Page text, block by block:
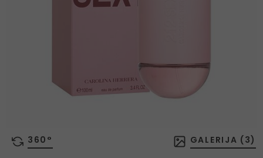
360° GALERIJA ( 3)